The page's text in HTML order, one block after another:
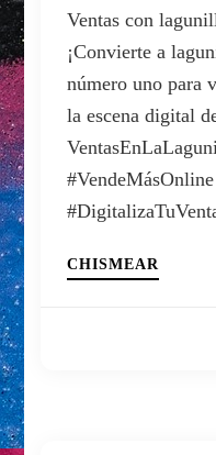
Ventas con
¡Convierte a
número uno para
la escena digital
CHISMEAR